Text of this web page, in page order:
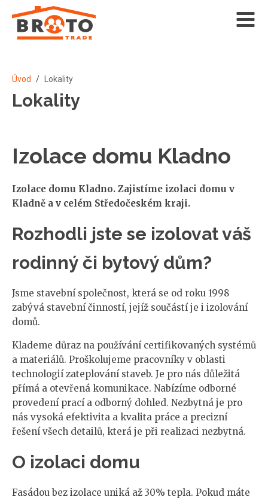
Úvod / Lokality
Lokality
Izolace domu Kladno
Izolace domu Kladno. Zajistíme izolaci domu v
Kladně a v celém Středočeském kraji.
Rozhodli jste se izolovat váš
rodinný či bytový dům?
Jsme stavební společnost, která se od roku 1998
zabývá stavební činností, jejíž součástí je i izolování
domů.
Klademe důraz na používání certifikovaných systémů
a materiálů. Proškolujeme pracovníky v oblasti
technologií zateplování staveb. Je pro nás důležitá
přímá a otevřená komunikace. Nabízíme odborné
provedení prací a odborný dohled. Nezbytná je pro
nás vysoká efektivita a kvalita práce a precizní
řešení všech detailů, která je při realizaci nezbytná.
O izolaci domu
Fasádou bez izolace uniká až 30% tepla. Pokud máte